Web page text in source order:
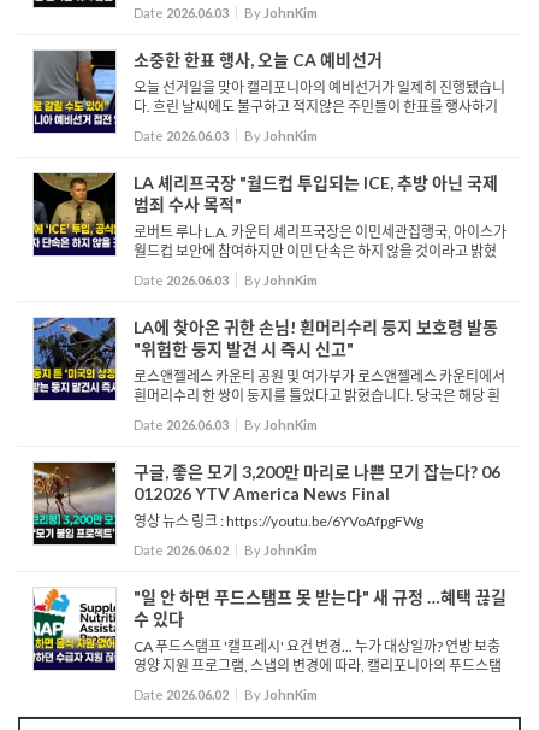
Date 2026.06.03 By JohnKim
소중한 한표 행사, 오늘 CA 예비선거
오늘 선거일을 맞아 캘리포니아의 예비선거가 일제히 진행됐습니
다. 흐린 날씨에도 불구하고 적지않은 주민들이 한표를 행사하기
위해 투표에 참여하는 모습입니다. 젊은층부터 지팡이를 짚고 참
가하는 시니어들 까지 모두가 같은 마음으로 선거에 임합니다. ...
Date 2026.06.03 By JohnKim
LA 셰리프국장 "월드컵 투입되는 ICE, 추방 아닌 국제
범죄 수사 목적"
로버트 루나 L.A. 카운티 셰리프국장은 이민세관집행국, 아이스가
월드컵 보안에 참여하지만 이민 단속은 하지 않을 것이라고 밝혔
습니다. 소파이 스타디움에서는 미국 대표팀의 개막전과 이란의
경기 등 총 8번의 월드컵 경기가 치러질 예정입니다. 루나 셰리...
Date 2026.06.03 By JohnKim
LA에 찾아온 귀한 손님! 흰머리수리 둥지 보호령 발동
"위험한 둥지 발견 시 즉시 신고"
로스앤젤레스 카운티 공원 및 여가부가 로스앤젤레스 카운티에서
흰머리수리 한 쌍이 둥지를 틀었다고 밝혔습니다. 당국은 해당 흰
머리수리들이 둥지를 튼 장소는 공개하지 않았으며, 연방법의 보
호를 받는 흰머리수리 둥지를 훼손하거나 방해하는 행위가 개체...
Date 2026.06.03 By JohnKim
구글, 좋은 모기 3,200만 마리로 나쁜 모기 잡는다? 06
012026 YTV America News Final
영상 뉴스 링크 : https://youtu.be/6YVoAfpgFWg
Date 2026.06.02 By JohnKim
"일 안 하면 푸드스탬프 못 받는다" 새 규정 …혜택 끊길
수 있다
CA 푸드스탬프 '캘프레시' 요건 변경... 누가 대상일까? 연방 보충
영양 지원 프로그램, 스냅의 변경에 따라, 캘리포니아의 푸드스탬
프 프로그램인 '캘프레시'의 근로 요건 규정이 한층 엄격해집니다.
이 새로운 규정은 6월 1일부터 발효돼 신...
Date 2026.06.02 By JohnKim